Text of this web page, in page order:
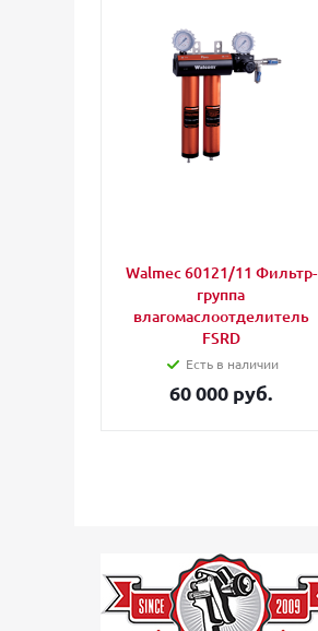
Walmec 60121/11 Фильтр-
группа
влагомаслоотделитель
FSRD
Есть в наличии
60 000 руб.